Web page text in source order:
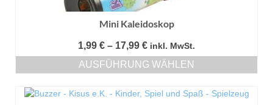
Mini Kaleidoskop
1,99 € – 17,99 €Preisspanne:
1,99 €
bis
inkl. MwSt.
AUSFÜHRUNG WÄHLEN
Produkt